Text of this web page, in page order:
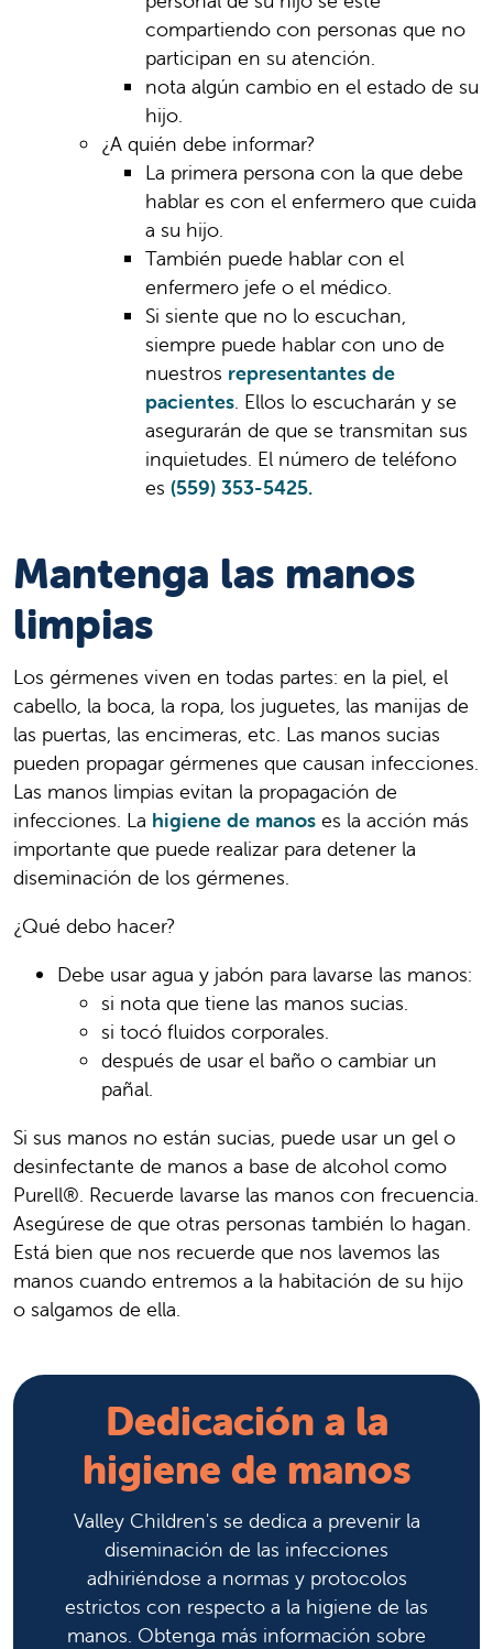
compartiendo con personas que no
participan en su atención.
nota algún cambio en el estado de su
hijo.
¿A quién debe informar?
La primera persona con la que debe
hablar es con el enfermero que cuida
a su hijo.
También puede hablar con el
enfermero jefe o el médico.
Si siente que no lo escuchan,
siempre puede hablar con uno de
nuestros representantes de
pacientes. Ellos lo escucharán y se
asegurarán de que se transmitan sus
inquietudes. El número de teléfono
es (559) 353-5425.
Mantenga las manos
limpias
Los gérmenes viven en todas partes: en la piel, el
cabello, la boca, la ropa, los juguetes, las manijas de
las puertas, las encimeras, etc. Las manos sucias
pueden propagar gérmenes que causan infecciones.
Las manos limpias evitan la propagación de
infecciones. La higiene de manos es la acción más
importante que puede realizar para detener la
diseminación de los gérmenes.
¿Qué debo hacer?
Debe usar agua y jabón para lavarse las manos:
si nota que tiene las manos sucias.
si tocó fluidos corporales.
después de usar el baño o cambiar un
pañal.
Si sus manos no están sucias, puede usar un gel o
desinfectante de manos a base de alcohol como
Purell®. Recuerde lavarse las manos con frecuencia.
Asegúrese de que otras personas también lo hagan.
Está bien que nos recuerde que nos lavemos las
manos cuando entremos a la habitación de su hijo
o salgamos de ella.
Dedicación a la
higiene de manos
Valley Children's se dedica a prevenir la
diseminación de las infecciones
adhiriéndose a normas y protocolos
estrictos con respecto a la higiene de las
manos. Obtenga más información sobre